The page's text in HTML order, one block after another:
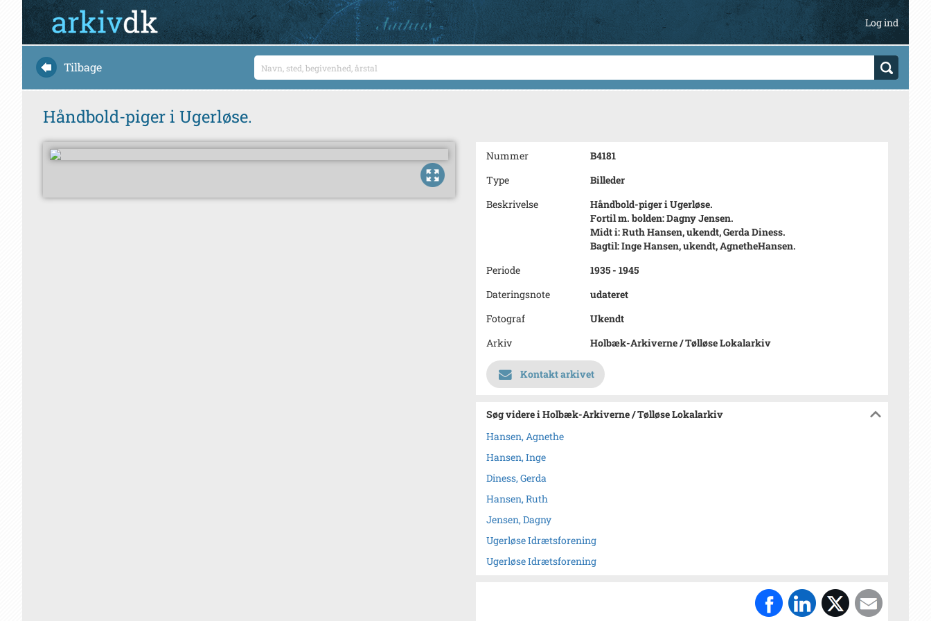
Log ind
Tilbage
Håndbold-piger i Ugerløse.
Nummer
B4181
Type
Billeder
Beskrivelse
Håndbold-piger i Ugerløse.
Fortil m. bolden: Dagny Jensen.
Midt i: Ruth Hansen, ukendt, Gerda Diness.
Bagtil: Inge Hansen, ukendt, AgnetheHansen.
Periode
1935 - 1945
Dateringsnote
udateret
Fotograf
Ukendt
Arkiv
Holbæk-Arkiverne / Tølløse Lokalarkiv
Kontakt arkivet
Søg videre i Holbæk-Arkiverne / Tølløse Lokalarkiv
Hansen, Agnethe
Hansen, Inge
Diness, Gerda
Hansen, Ruth
Jensen, Dagny
Ugerløse Idrætsforening
Ugerløse Idrætsforening